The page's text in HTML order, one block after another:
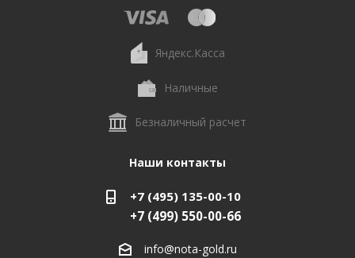
Яндекс.Касса
Наличные
Безналичный расчет
Наши контакты
+7 (495) 135-00-10
+7 (499) 550-00-66
info@nota-gold.ru